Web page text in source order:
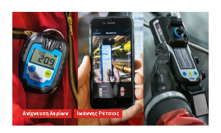
Ανίχνευση Αερίων Ιωάννης Ρέτσιος